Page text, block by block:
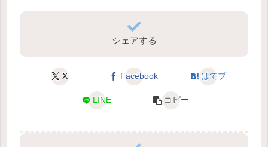
シェアする
X Facebook はてブ
LINE コピー